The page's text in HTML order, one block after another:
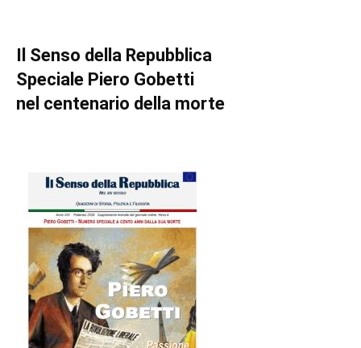
Il Senso della Repubblica
Speciale Piero Gobetti
nel centenario della morte